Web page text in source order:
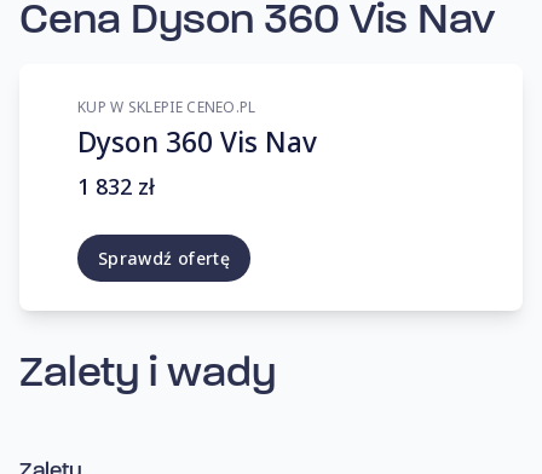
Cena Dyson 360 Vis Nav
KUP W SKLEPIE CENEO.PL
Dyson 360 Vis Nav
1 832 zł
Sprawdź ofertę
Zalety i wady